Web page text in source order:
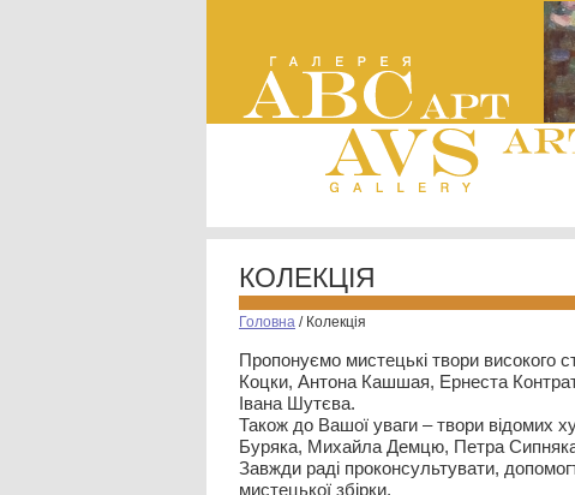
КОЛЕКЦІЯ
Головна / Колекція
Пропонуємо мистецькі твори високого
Коцки, Антона Кашшая, Ернеста
Івана Шутєва.
Також до Вашої уваги – твори відомих
Буряка, Михайла Демцю, Петра
Завжди раді проконсультувати,
мистецької збірки.